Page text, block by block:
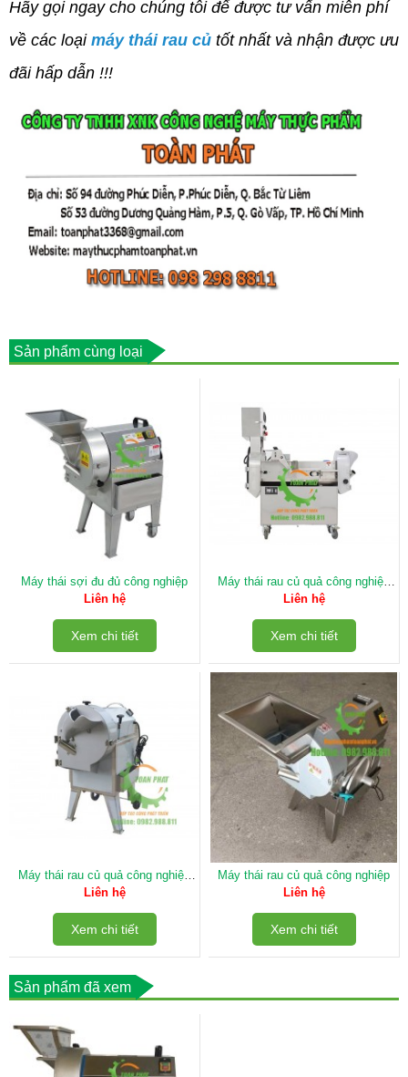
Hãy gọi ngay cho chúng tôi để được tư vấn miễn phí
về các loại máy thái rau củ tốt nhất và nhận được ưu
đãi hấp dẫn !!!
Sản phẩm cùng loại
Máy thái sợi đu đủ công nghiệp
Liên hệ
Xem chi tiết
Máy thái rau củ quả công nghiệp
Đài Loan SKMG-608
Liên hệ
Xem chi tiết
Máy thái rau củ quả công nghiệp
Đài Loan SKMG-865
Liên hệ
Xem chi tiết
Máy thái rau củ quả công nghiệp
Liên hệ
Xem chi tiết
Sản phẩm đã xem